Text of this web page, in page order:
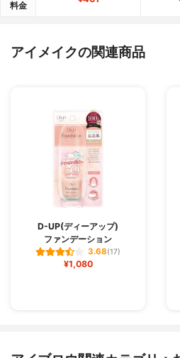
料金
アイメイクの関連商品
D-UP(ディーアップ)
ファンデーション
3.68(17)
¥1,080